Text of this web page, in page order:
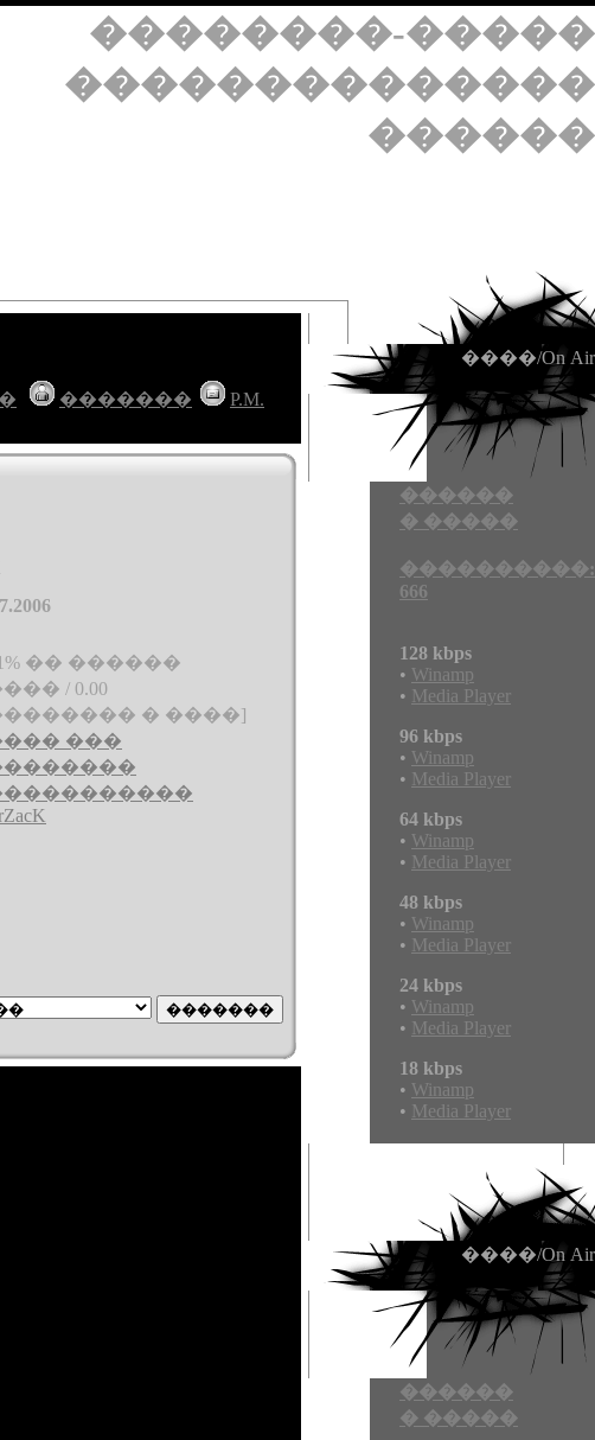
��������-�����
��������������
������
�������
P.M.
�� ������
/ 0.00
� ����]
���
����/On Air
������
� �����
����������:
666
128 kbps
• Winamp
• Media Player
96 kbps
• Winamp
• Media Player
64 kbps
• Winamp
• Media Player
48 kbps
• Winamp
• Media Player
24 kbps
• Winamp
• Media Player
18 kbps
• Winamp
• Media Player
����/On Air
������
� �����